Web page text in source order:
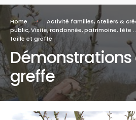
Home Activité familles,Ateliers &
public,Visite, randonnée, patrimoine, fête
taille et greffe
greffe